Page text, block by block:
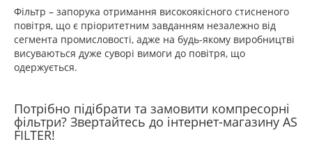
Фільтр – запорука отримання високоякісного стисненого
повітря, що є пріоритетним завданням незалежно від
сегмента промисловості, адже на будь-якому виробництві
висуваються дуже суворі вимоги до повітря, що
одержується.
Потрібно підібрати та замовити компресорні
фільтри? Звертайтесь до інтернет-магазину AS
FILTER!